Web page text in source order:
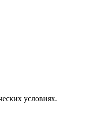
условиях.